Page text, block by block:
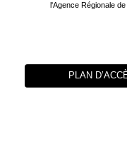
l'Agence Régionale
PLAN